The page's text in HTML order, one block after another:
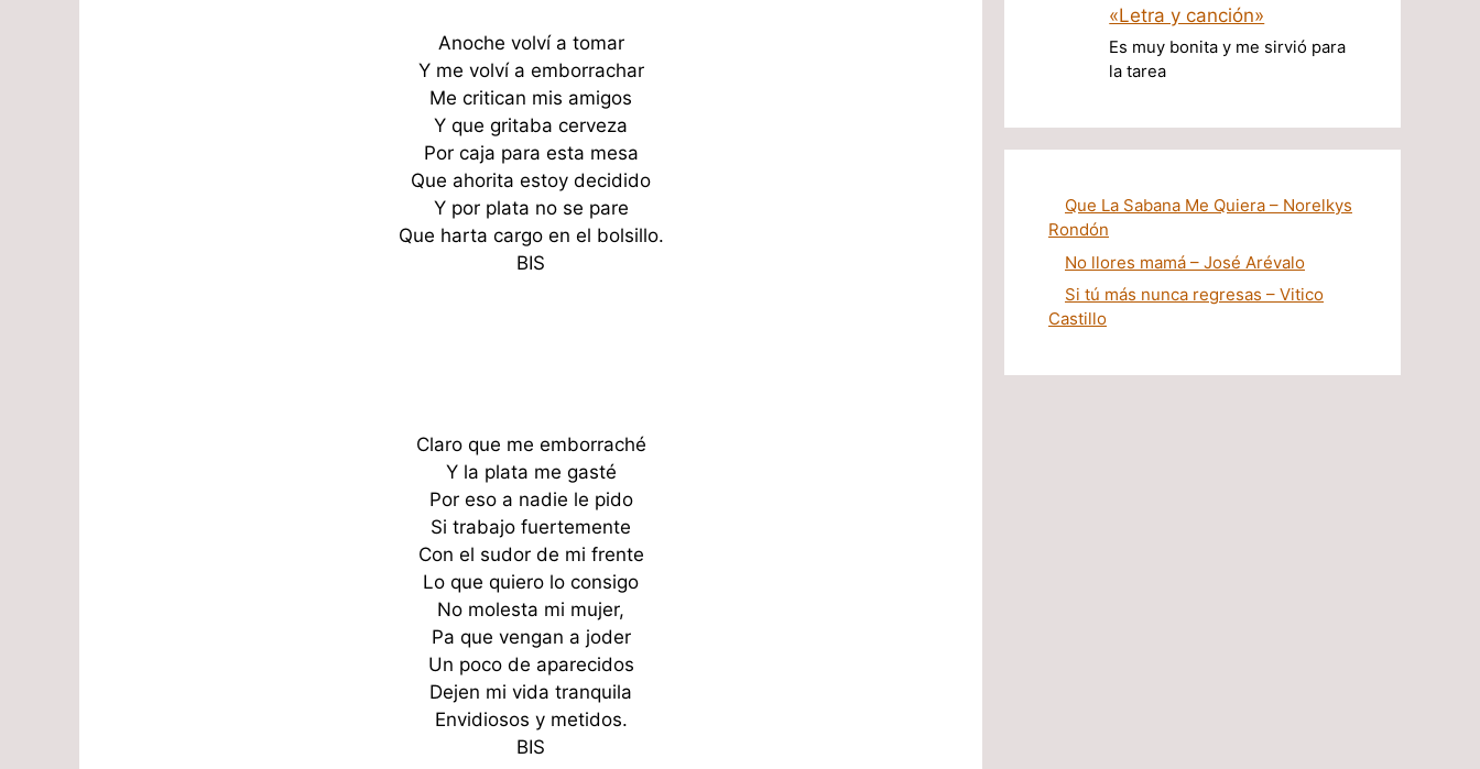
Anoche volví a tomar
Y me volví a emborrachar
Me critican mis amigos
Y que gritaba cerveza
Por caja para esta mesa
Que ahorita estoy decidido
Y por plata no se pare
Que harta cargo en el bolsillo.
BIS
Claro que me emborraché
Y la plata me gasté
Por eso a nadie le pido
Si trabajo fuertemente
Con el sudor de mi frente
Lo que quiero lo consigo
No molesta mi mujer,
Pa que vengan a joder
Un poco de aparecidos
Dejen mi vida tranquila
Envidiosos y metidos.
BIS
«Letra y canción»
Es muy bonita y me sirvió para
la tarea
Que La Sabana Me Quiera – Norelkys
Rondón
No llores mamá – José Arévalo
Si tú más nunca regresas – Vitico
Castillo